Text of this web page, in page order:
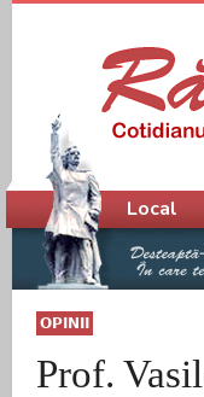
OPINII
Prof.
Meniu principal
Local